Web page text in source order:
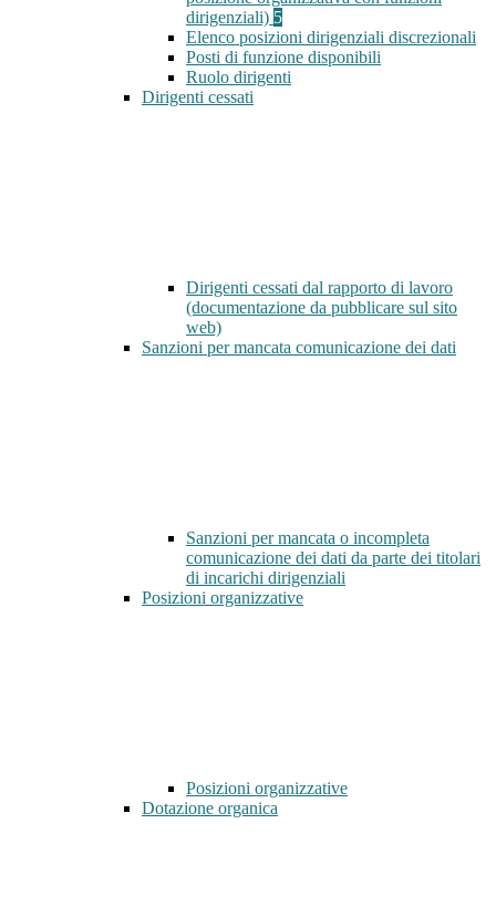
dirigenziali) 5
Elenco posizioni dirigenziali discrezionali
Posti di funzione disponibili
Ruolo dirigenti
Dirigenti cessati
Dirigenti cessati dal rapporto di lavoro
(documentazione da pubblicare sul sito
web)
Sanzioni per mancata comunicazione dei dati
Sanzioni per mancata o incompleta
comunicazione dei dati da parte dei titolari
di incarichi dirigenziali
Posizioni organizzative
Posizioni organizzative
Dotazione organica